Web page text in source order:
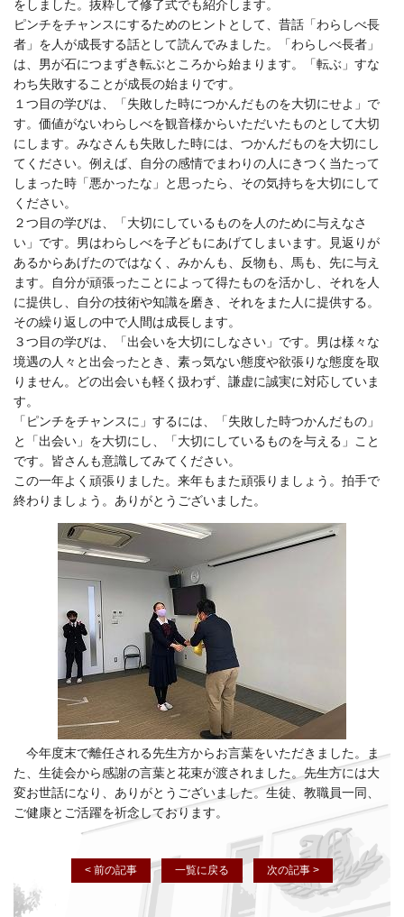
をしました。抜粋して修了式でも紹介します。
ピンチをチャンスにするためのヒントとして、昔話「わらしべ長
者」を人が成長する話として読んでみました。「わらしべ長者」
は、男が石につまずき転ぶところから始まります。「転ぶ」すな
わち失敗することが成長の始まりです。
１つ目の学びは、「失敗した時につかんだものを大切にせよ」で
す。価値がないわらしべを観音様からいただいたものとして大切
にします。みなさんも失敗した時には、つかんだものを大切にし
てください。例えば、自分の感情でまわりの人にきつく当たって
しまった時「悪かったな」と思ったら、その気持ちを大切にして
ください。
２つ目の学びは、「大切にしているものを人のために与えなさ
い」です。男はわらしべを子どもにあげてしまいます。見返りが
あるからあげたのではなく、みかんも、反物も、馬も、先に与え
ます。自分が頑張ったことによって得たものを活かし、それを人
に提供し、自分の技術や知識を磨き、それをまた人に提供する。
その繰り返しの中で人間は成長します。
３つ目の学びは、「出会いを大切にしなさい」です。男は様々な
境遇の人々と出会ったとき、素っ気ない態度や欲張りな態度を取
りません。どの出会いも軽く扱わず、謙虚に誠実に対応していま
す。
「ピンチをチャンスに」するには、「失敗した時つかんだもの」
と「出会い」を大切にし、「大切にしているものを与える」こと
です。皆さんも意識してみてください。
この一年よく頑張りました。来年もまた頑張りましょう。拍手で
終わりましょう。ありがとうございました。
今年度末で離任される先生方からお言葉をいただきました。ま
た、生徒会から感謝の言葉と花束が渡されました。先生方には大
変お世話になり、ありがとうございました。生徒、教職員一同、
ご健康とご活躍を祈念しております。
< 前の記事 一覧に戻る 次の記事 >